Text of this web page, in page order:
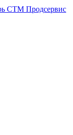
СТМ Продсервис